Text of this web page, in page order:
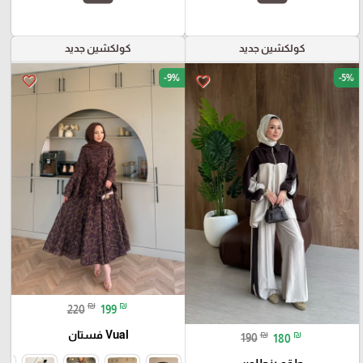
كولكشين جديد
favorite_border -5%
190 ₪ 180 ₪
كولكشين جديد
favorite_border -9%
220 ₪ 199 ₪
Vual فستان